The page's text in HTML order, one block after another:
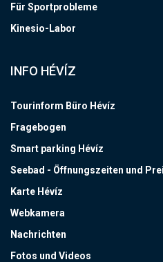
Für Sportprobleme
Kinesio-Labor
INFO HÉVÍZ
Tourinform Büro Hévíz
Fragebogen
Smart parking Hévíz
Seebad - Öffnungszeiten und
Karte Hévíz
Webkamera
Nachrichten
Fotos und Videos